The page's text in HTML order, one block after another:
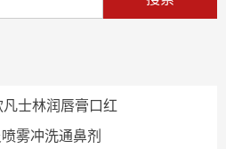
士林润唇膏口红
雾冲洗通鼻剂